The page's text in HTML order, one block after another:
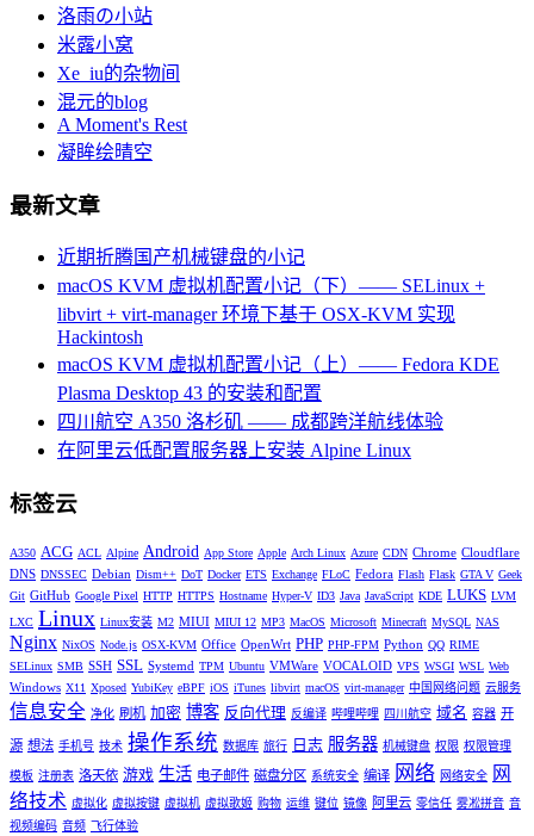
洛雨の小站
米露小窝
Xe_iu的杂物间
混元的blog
A Moment's Rest
凝眸绘晴空
最新文章
近期折腾国产机械键盘的小记
macOS KVM 虚拟机配置小记（下）—— SELinux +
libvirt + virt-manager 环境下基于 OSX-KVM 实现
Hackintosh
macOS KVM 虚拟机配置小记（上）—— Fedora KDE
Plasma Desktop 43 的安装和配置
四川航空 A350 洛杉矶 —— 成都跨洋航线体验
在阿里云低配置服务器上安装 Alpine Linux
标签云
A350 ACG ACL Alpine Android App Store Apple Arch Linux Azure CDN Chrome Cloudflare
DNS DNSSEC Debian Dism++ DoT Docker ETS Exchange FLoC Fedora Flash Flask GTA V Geek
Git GitHub Google Pixel HTTP HTTPS Hostname Hyper-V ID3 Java JavaScript KDE LUKS LVM
LXC Linux Linux安装 M2 MIUI MIUI 12 MP3 MacOS Microsoft Minecraft MySQL NAS
Nginx NixOS Node.js OSX-KVM Office OpenWrt PHP PHP-FPM Python QQ RIME
SELinux SMB SSH SSL Systemd TPM Ubuntu VMWare VOCALOID VPS WSGI WSL Web
Windows X11 Xposed YubiKey eBPF iOS iTunes libvirt macOS virt-manager 中国网络问题 云服务
信息安全 净化 刷机 加密 博客 反向代理 反编译 哔哩哔哩 四川航空 域名 容器 开
源 想法 手机号 技术 操作系统 数据库 旅行 日志 服务器 机械键盘 权限 权限管理
模板 注册表 洛天依 游戏 生活 电子邮件 磁盘分区 系统安全 编译 网络 网络安全
网
络技术 虚拟化 虚拟按键 虚拟机 虚拟歌姬 购物 运维 键位 镜像 阿里云 零信任 雾凇拼音 音
视频编码 音频 飞行体验